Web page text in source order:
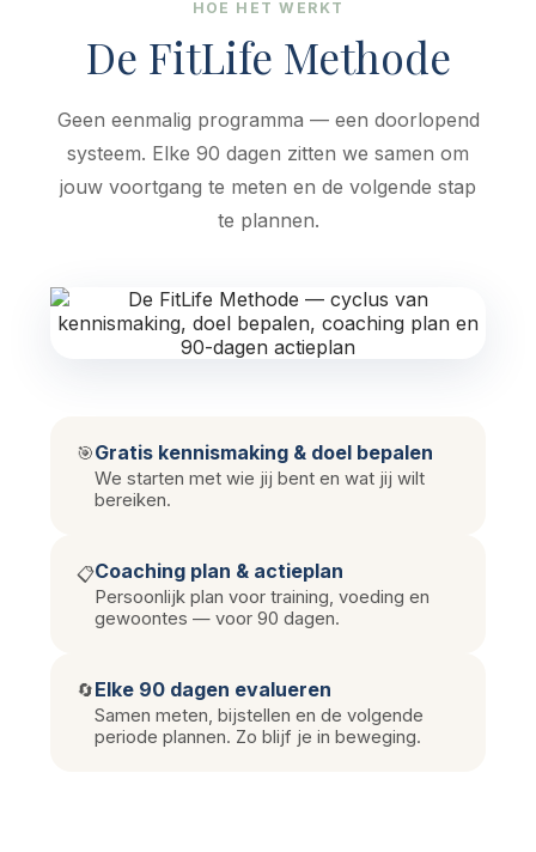
HOE HET WERKT
De FitLife Methode
Geen eenmalig programma — een doorlopend
systeem. Elke 90 dagen zitten we samen om
jouw voortgang te meten en de volgende stap
te plannen.
🎯Gratis kennismaking & doel bepalen
We starten met wie jij bent en wat jij wilt
bereiken.
📋Coaching plan & actieplan
Persoonlijk plan voor training, voeding en
gewoontes — voor 90 dagen.
🔄Elke 90 dagen evalueren
Samen meten, bijstellen en de volgende
periode plannen. Zo blijf je in beweging.